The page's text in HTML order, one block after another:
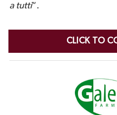
a tutti“.
CLICK TO